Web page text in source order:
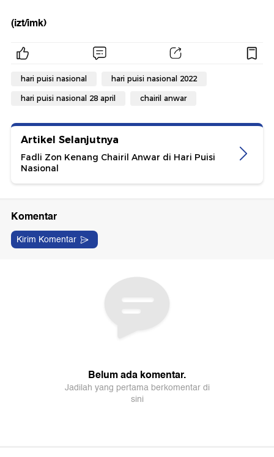
(izt/imk)
hari puisi nasional hari puisi nasional 2022
hari puisi nasional 28 april chairil anwar
Artikel Selanjutnya
Fadli Zon Kenang Chairil Anwar di Hari Puisi
Nasional